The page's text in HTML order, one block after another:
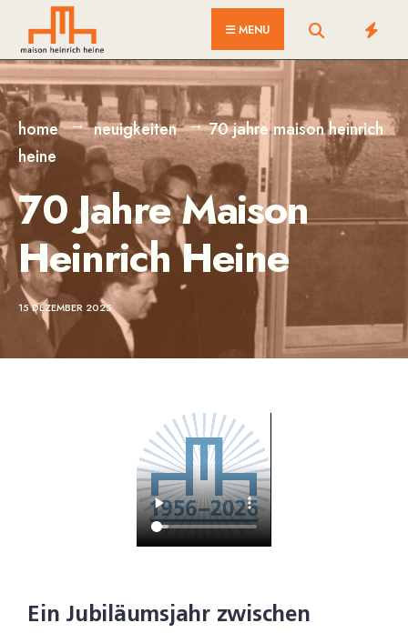
MENU
home neuigkeiten
70 jahre maison heinrich
heine
70 Jahre Maison
Heinrich Heine
15 DEZEMBER 2025
Ein Jubiläumsjahr zwischen